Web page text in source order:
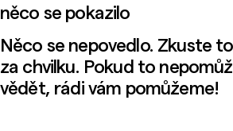
něco se pokazilo
Něco se nepovedlo. Zkuste
za chvilku. Pokud to
vědět, rádi vám pomůžeme!